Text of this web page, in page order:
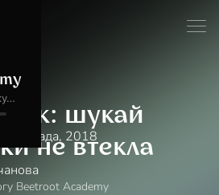
шукай
не втекла
листопада, 2018
Beetroot Academy